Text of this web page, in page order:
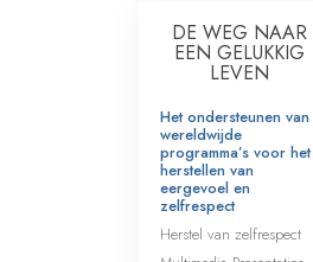
DE WEG NAAR
EEN GELUKKIG
LEVEN
Het ondersteunen van
wereldwijde
programma’s voor het
herstellen van
eergevoel en
zelfrespect
Herstel van zelfrespect